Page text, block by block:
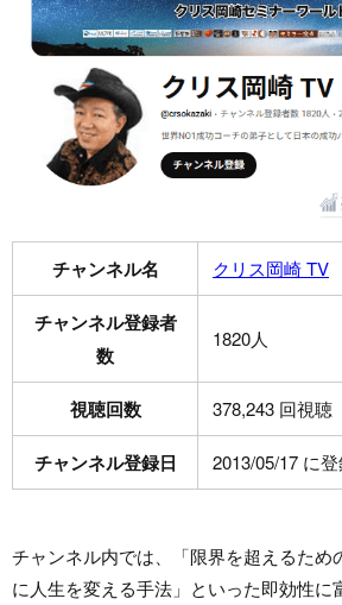
チャンネル名 クリス岡崎 TV
チャンネル登録者
数
1820人
視聴回数 378,243 回視聴
チャンネル登録日 2013/05/17 に
チャンネル内では、「限界を超えるため
に人生を変える手法」といった即効性に